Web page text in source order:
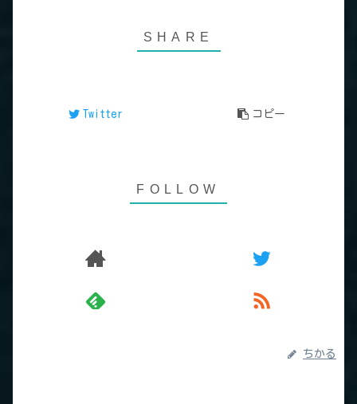
Twitter コピー
ちかる